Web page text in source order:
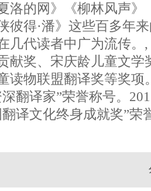
洛的网》《柳林风声
彼得·潘》这些百多年
几代读者中广为流
献奖、宋庆龄儿童文学
读物联盟翻译奖等奖项
翻译家”荣誉称号。
翻译文化终身成就奖